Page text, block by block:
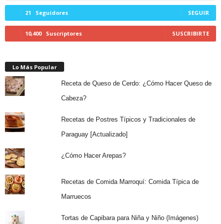
21 Seguidores SEGUIR
10,400 Suscriptores SUSCRIBIRTE
Lo Más Popular
Receta de Queso de Cerdo: ¿Cómo Hacer Queso de
Cabeza?
Recetas de Postres Típicos y Tradicionales de
Paraguay [Actualizado]
¿Cómo Hacer Arepas?
Recetas de Comida Marroquí: Comida Típica de
Marruecos
Tortas de Capibara para Niña y Niño (Imágenes)